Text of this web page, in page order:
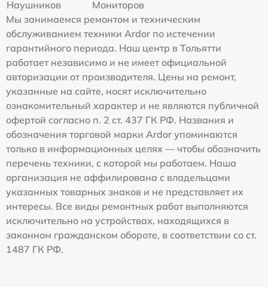
Наушников
Мониторов
Мы занимаемся ремонтом и техническим
обслуживанием техники Ardor по истечении
гарантийного периода. Наш центр в Тольятти
работает независимо и не имеет официальной
авторизации от производителя. Цены на ремонт,
указанные на сайте, носят исключительно
ознакомительный характер и не являются публичной
офертой согласно п. 2 ст. 437 ГК РФ. Названия и
обозначения торговой марки Ardor упоминаются
только в информационных целях — чтобы обозначить
перечень техники, с которой мы работаем. Наша
организация не аффилирована с владельцами
указанных товарных знаков и не представляет их
интересы. Все виды ремонтных работ выполняются
исключительно на устройствах, находящихся в
законном гражданском обороте, в соответствии со ст.
1487 ГК РФ.